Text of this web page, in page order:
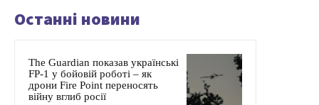
Останні новини
The Guardian показав українські
FP-1 у бойовій роботі – як
дрони Fire Point переносять
війну вглиб росії